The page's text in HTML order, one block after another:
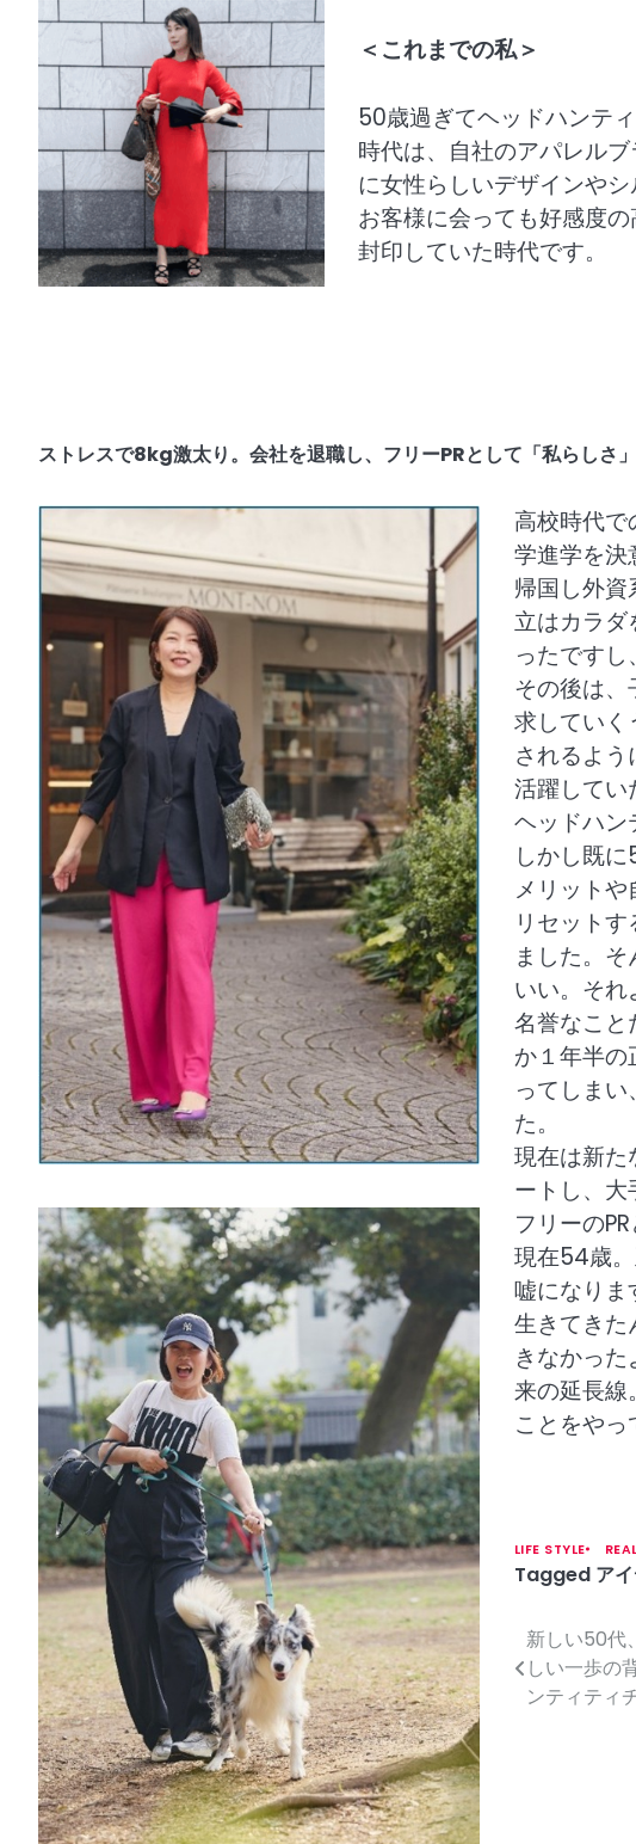
＜これまでの私＞
50歳過ぎてヘッドハンテ
時代は、自社のアパレル
に女性らしいデザインや
お客様に会っても好感度
封印していた時代です。
ストレスで8kg激太り。会社を退職し、フリーPRとして「私らしさ
高校時代で
学進学を決
帰国し外
立はカラダ
ったですし
その後は
求していく
されるよ
活躍してい
ヘッドハン
しかし既
メリット
リセット
ました。
いい。そ
名誉なこと
か１年半の
ってしま
た。
現在は新た
ートし、
フリーの
現在54歳
嘘になりま
生きてきた
きなかっ
来の延長線
ことをやっ
LIFE STYLE
Tagged ア
投
稿
ナ
ビ
ゲ
新しい50
しい一歩の
ンティティ